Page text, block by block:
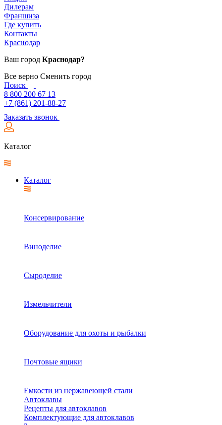
Дилерам
Франшиза
Где купить
Контакты
Краснодар
Ваш город Краснодар?
Все верно Сменить город
Поиск
8 800 200 67 13
+7 (861) 201-88-27
Заказать звонок
Каталог
Каталог
Консервирование
Виноделие
Сыроделие
Измельчители
Оборудование для охоты и рыбалки
Почтовые ящики
Емкости из нержавеющей стали
Автоклавы
Рецепты для автоклавов
Комплектующие для автоклавов